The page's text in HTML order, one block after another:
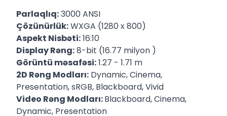
Parlaqlıq:3000 ANSI
Çözünürlük:WXGA (1280 x 800)
Aspekt Nisbəti:16:10
Display Rəng:8-bit (16.77 milyon )
Görüntü məsafəsi:1.27 - 1.71 m
2D Rəng Modları: Dynamic, Cinema,
Presentation, sRGB, Blackboard, Vivid
Video Rəng Modları:Blackboard, Cinema,
Dynamic, Presentation